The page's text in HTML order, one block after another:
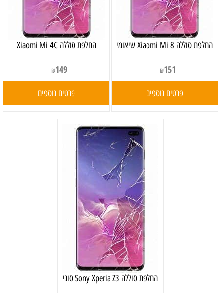
‏החלפת סוללה Xiaomi Mi 8 שיאומי
₪151
פרטים נוספים
החלפת סוללה Xiaomi Mi 4C
₪149
פרטים נוספים
‏החלפת סוללה Sony Xperia Z3 סוני